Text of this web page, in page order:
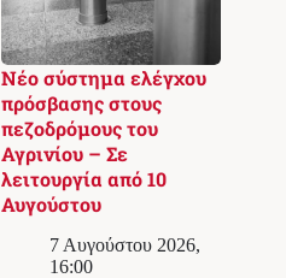
Νέο σύστημα ελέγχου
πρόσβασης στους
πεζοδρόμους του
Αγρινίου – Σε
λειτουργία από 10
Αυγούστου
7 Αυγούστου 2026,
16:00